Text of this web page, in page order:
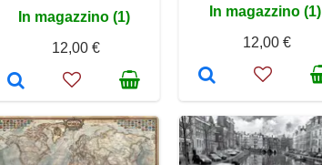
In magazzino (1)
12,00 €
In magazzino (1)
12,00 €